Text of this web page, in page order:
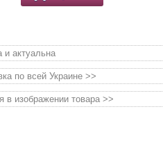
и актуальна
по всей Украине >>
в изображении товара >>